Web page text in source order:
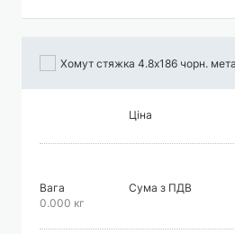
Хомут стяжка 4.8х186 чорн.
Ціна
Вага
0.000 кг
Сума з ПДВ